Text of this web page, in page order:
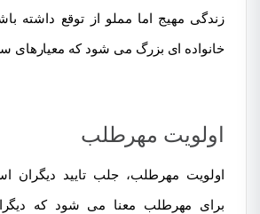
زندگی مهیج اما مملو از توقع داشته
خانواده ای بزرگ می شود که معیارهای
اولویت مهرطلب
اولویت مهرطلب، جلب تایید دیگران
برای مهرطلب معنا می شود که دیگران